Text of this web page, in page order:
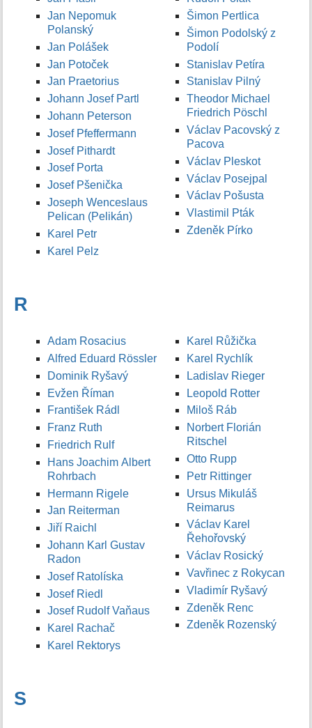
Jan Nepomuk
Polanský
Jan Polášek
Jan Potoček
Jan Praetorius
Johann Josef Partl
Johann Peterson
Josef Pfeffermann
Josef Pithardt
Josef Porta
Josef Pšenička
Joseph Wenceslaus
Pelican (Pelikán)
Karel Petr
Karel Pelz
Šimon Pertlica
Šimon Podolský z
Podolí
Stanislav Petíra
Stanislav Pilný
Theodor Michael
Friedrich Pöschl
Václav Pacovský z
Pacova
Václav Pleskot
Václav Posejpal
Václav Pošusta
Vlastimil Pták
Zdeněk Pírko
R
Adam Rosacius
Alfred Eduard Rössler
Dominik Ryšavý
Evžen Říman
František Rádl
Franz Ruth
Friedrich Rulf
Hans Joachim Albert
Rohrbach
Hermann Rigele
Jan Reiterman
Jiří Raichl
Johann Karl Gustav
Radon
Josef Ratolíska
Josef Riedl
Josef Rudolf Vaňaus
Karel Rachač
Karel Rektorys
Karel Růžička
Karel Rychlík
Ladislav Rieger
Leopold Rotter
Miloš Ráb
Norbert Florián
Ritschel
Otto Rupp
Petr Rittinger
Ursus Mikuláš
Reimarus
Václav Karel
Řehořovský
Václav Rosický
Vavřinec z Rokycan
Vladimír Ryšavý
Zdeněk Renc
Zdeněk Rozenský
S